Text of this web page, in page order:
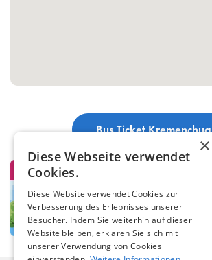
Bus Ticket Kremenchug
×
Diese Webseite verwendet
Cookies.
Diese Website verwendet Cookies zur
Verbesserung des Erlebnisses unserer
Besucher. Indem Sie weiterhin auf dieser
Website bleiben, erklären Sie sich mit
unserer Verwendung von Cookies